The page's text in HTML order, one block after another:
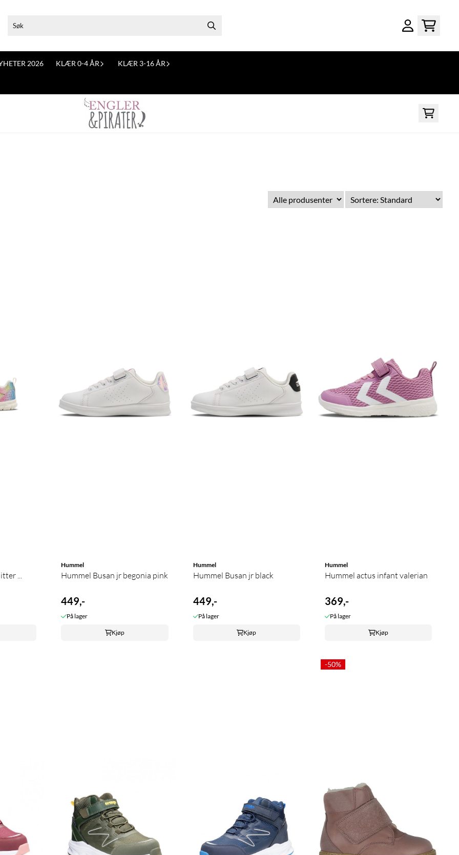
2026 KLÆR 0-4 ÅR KLÆR 3-16 ÅR
...
Hummel
Hummel Busan jr begonia pink
449,-
På lager
Kjøp
Hummel
Hummel Busan jr black
449,-
På lager
Kjøp
Hummel
Hummel actus infant valerian
369,-
På lager
Kjøp
-50%